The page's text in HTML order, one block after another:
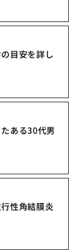
目安を詳し
ある30代男
性角結膜炎